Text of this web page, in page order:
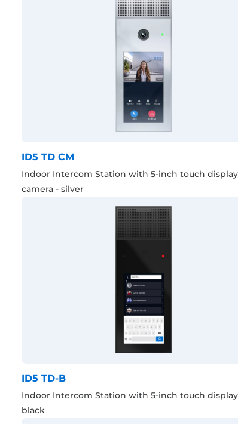
ID5 TD CM
Indoor Intercom Station with 5-inch touch
camera - silver
ID5 TD-B
Indoor Intercom Station with 5-inch touch
black